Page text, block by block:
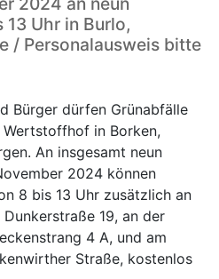
Uhr in Burlo,
/ Personalausweis bitte
Bürger dürfen Grünabfälle
in Borken,
An insgesamt neun
2024 können
8 bis 13 Uhr zusätzlich an
19, an der
4 A, und am
Straße, kostenlos